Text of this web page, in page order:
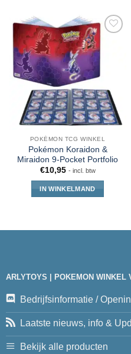
POKÉMON TCG WINKEL
Pokémon Koraidon &
Miraidon 9-Pocket Portfolio
€10,95 - incl. btw
IN WINKELMAND
ARLYTOYS | POKEMON WINKEL
Bedrijfsinformatie /
Laatste nieuws, info &
Bekijk alle producten